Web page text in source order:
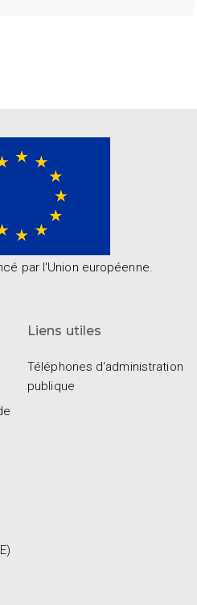
par l'Union européenne.
Liens utiles
Téléphones d'administration
publique